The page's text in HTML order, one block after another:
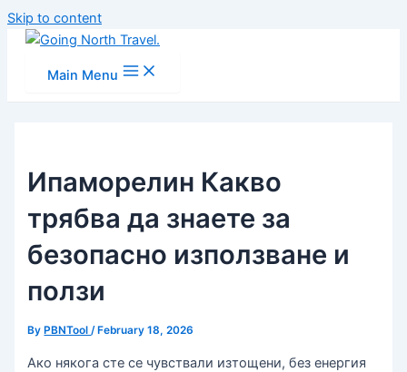
Skip to content
Main Menu
Ипаморелин Какво
трябва да знаете за
безопасно използване и
ползи
By PBNTool/ February 18, 2026
Ако някога сте се чувствали изтощени, без енергия